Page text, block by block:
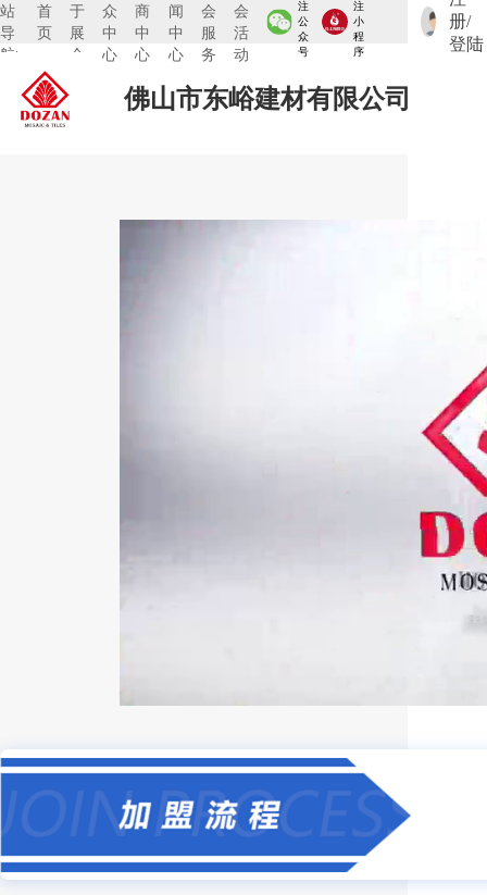
站
导
航:
首
页
于
展
会
众
中
心
商
中
心
闻
中
心
会
服
务
会
活
动
注
公
众
号
注
小
程
序
册/
登陆
佛山市东峪建材有限公司